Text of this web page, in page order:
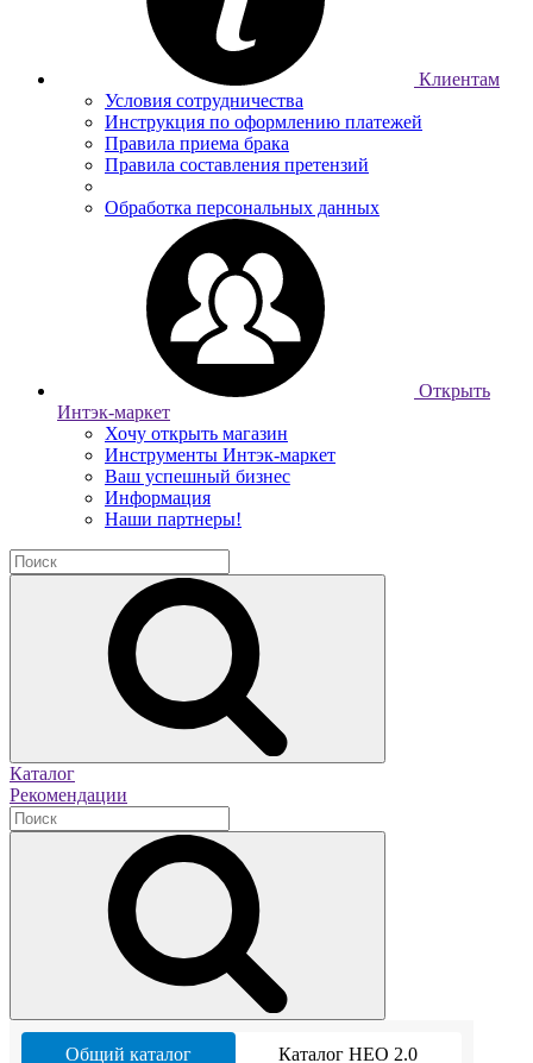
Клиентам
Условия сотрудничества
Инструкция по оформлению платежей
Правила приема брака
Правила составления претензий
Обработка персональных данных
Открыть
Интэк-маркет
Хочу открыть магазин
Инструменты Интэк-маркет
Ваш успешный бизнес
Информация
Наши партнеры!
Каталог
Рекомендации
Общий каталог Каталог НЕО 2.0